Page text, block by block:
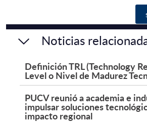
Noticias
Definición TRL (Technology
Level o Nivel de Madurez
PUCV reunió a academia e
impulsar soluciones
impacto regional